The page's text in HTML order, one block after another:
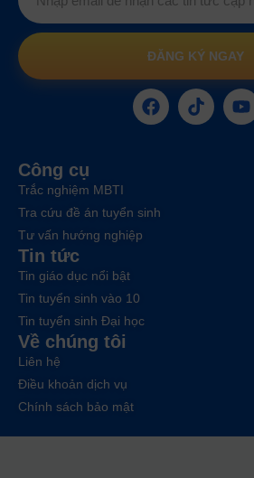
ĐĂNG KÝ NGAY
Công cụ
Trắc nghiệm MBTI
Tra cứu đề án tuyển sinh
Tư vấn hướng nghiệp
Tin tức
Tin giáo dục nổi bật
Tin tuyển sinh vào 10
Tin tuyển sinh Đại học
Về chúng tôi
Liên hệ
Điều khoản dịch vụ
Chính sách bảo mật